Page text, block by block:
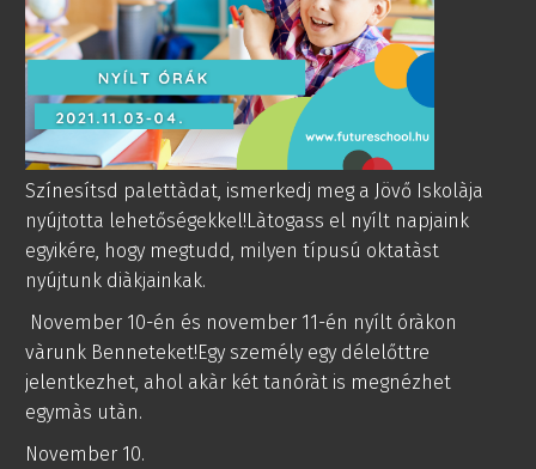
Színesítsd palettàdat, ismerkedj meg a Jövő Iskolàja
nyújtotta lehetőségekkel!Làtogass el nyílt napjaink
egyikére, hogy megtudd, milyen típusú oktatàst
nyújtunk diàkjainkak.
November 10-én és november 11-én nyílt óràkon
vàrunk Benneteket!Egy személy egy délelőttre
jelentkezhet, ahol akàr két tanóràt is megnézhet
egymàs utàn.
November 10.